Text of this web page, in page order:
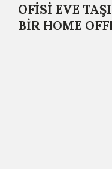
OFİSİ EVE
BİR HOME